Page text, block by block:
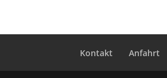
Kontakt Anfahrt